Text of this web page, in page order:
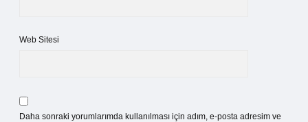
Web Sitesi
Daha sonraki yorumlarımda kullanılması için adım, e-posta adresim ve